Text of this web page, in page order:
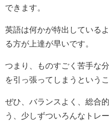
できます。
英語は何かが特出している
る方が上達が早いです。
つまり、ものすごく苦手な
を引っ張ってしまうというこ
ぜひ、バランスよく、総合
う、少しずついろんなトレ